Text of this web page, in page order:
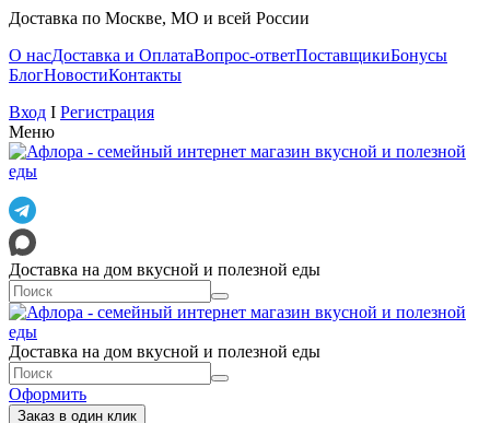
Доставка по Москве, МО и всей России
О насДоставка и ОплатаВопрос-ответПоставщикиБонусы
БлогНовостиКонтакты
Вход I Регистрация
Меню
Доставка на дом вкусной и полезной еды
Доставка на дом вкусной и полезной еды
Оформить
Заказ в один клик